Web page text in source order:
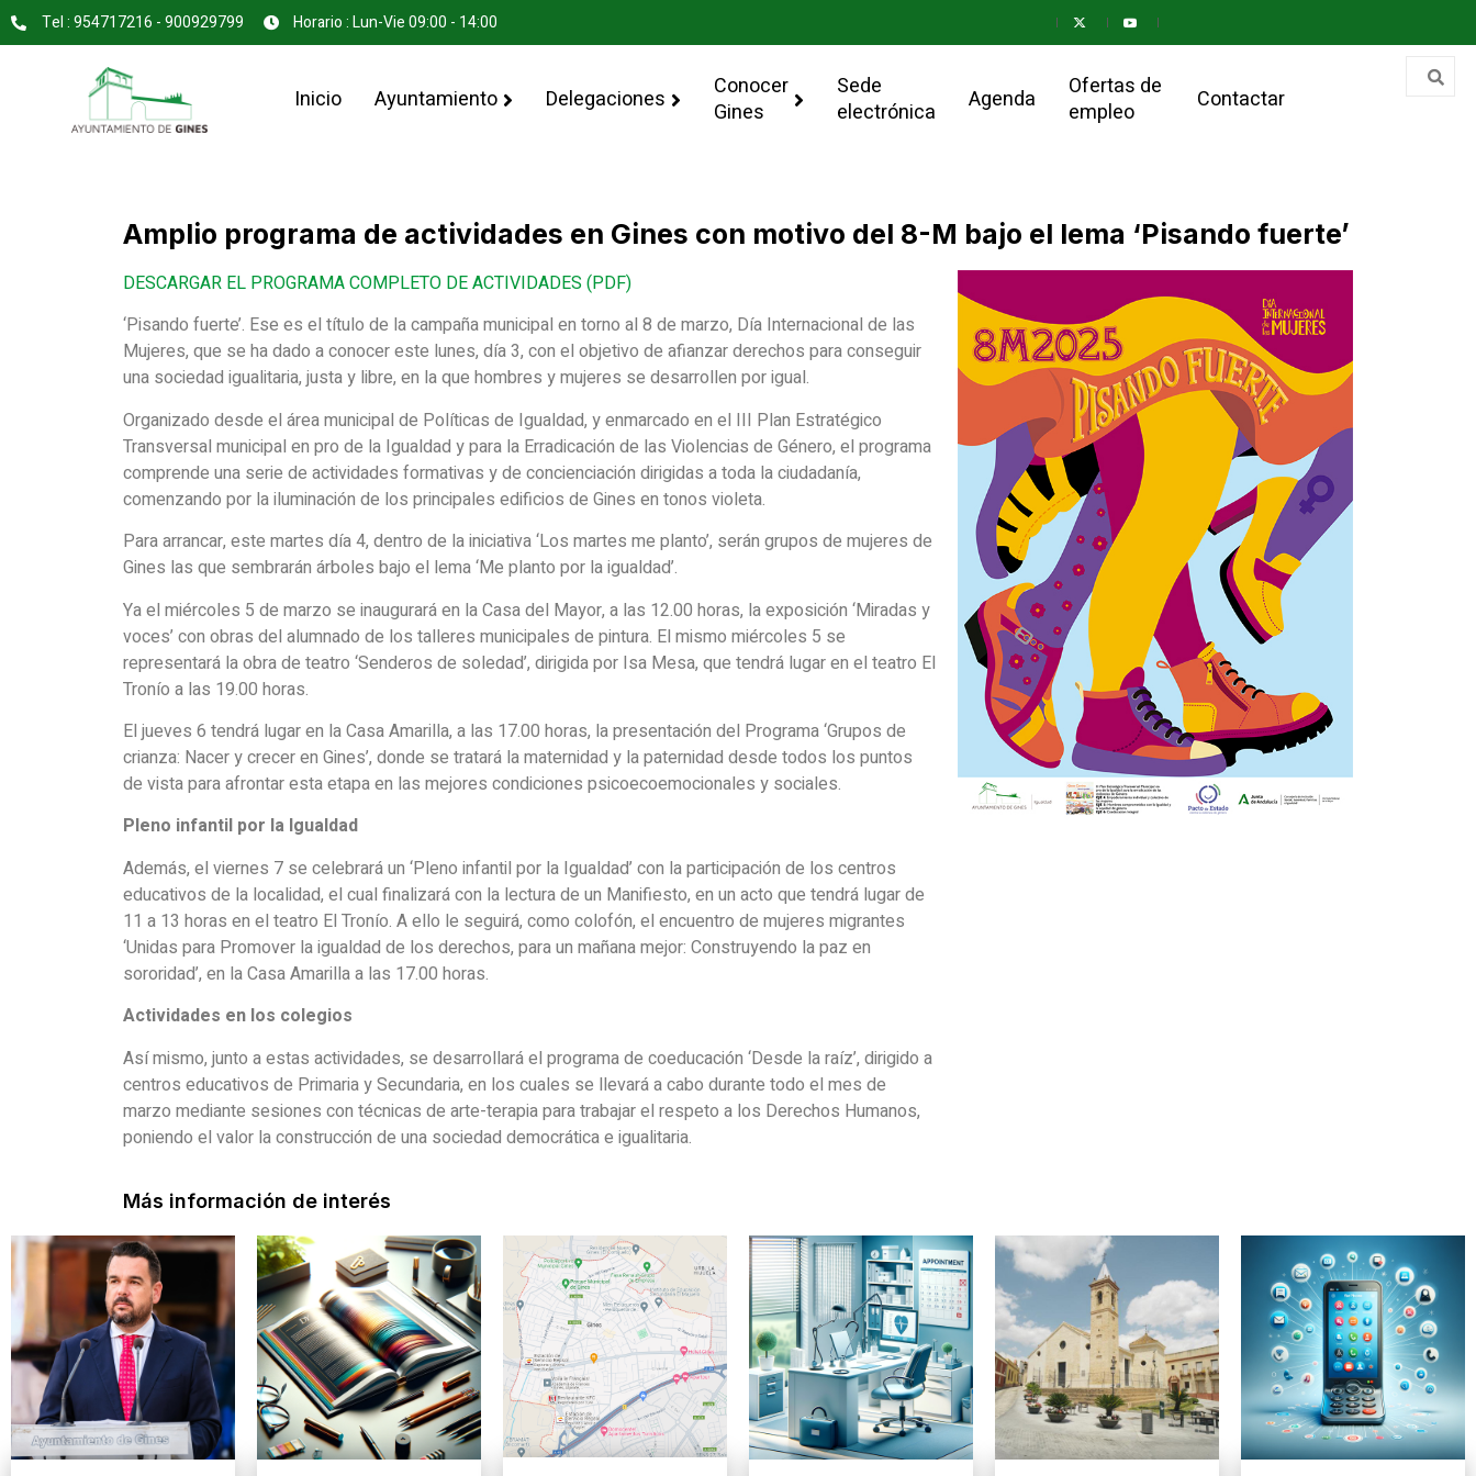
Tel : 954717216 - 900929799 Horario : Lun-Vie 09:00 - 14:00
Inicio Ayuntamiento Delegaciones
Conocer
Gines
Sede
electrónica
Agenda
Ofertas de
empleo
Contactar
Amplio programa de actividades en Gines con motivo del 8-M bajo el lema ‘Pisando fuerte’
DESCARGAR EL PROGRAMA COMPLETO DE ACTIVIDADES (PDF)
‘Pisando fuerte’. Ese es el título de la campaña municipal en torno al 8 de marzo, Día Internacional de las
Mujeres, que se ha dado a conocer este lunes, día 3, con el objetivo de afianzar derechos para conseguir
una sociedad igualitaria, justa y libre, en la que hombres y mujeres se desarrollen por igual.
Organizado desde el área municipal de Políticas de Igualdad, y enmarcado en el III Plan Estratégico
Transversal municipal en pro de la Igualdad y para la Erradicación de las Violencias de Género, el programa
comprende una serie de actividades formativas y de concienciación dirigidas a toda la ciudadanía,
comenzando por la iluminación de los principales edificios de Gines en tonos violeta.
Para arrancar, este martes día 4, dentro de la iniciativa ‘Los martes me planto’, serán grupos de mujeres de
Gines las que sembrarán árboles bajo el lema ‘Me planto por la igualdad’.
Ya el miércoles 5 de marzo se inaugurará en la Casa del Mayor, a las 12.00 horas, la exposición ‘Miradas y
voces’ con obras del alumnado de los talleres municipales de pintura. El mismo miércoles 5 se
representará la obra de teatro ‘Senderos de soledad’, dirigida por Isa Mesa, que tendrá lugar en el teatro El
Tronío a las 19.00 horas.
El jueves 6 tendrá lugar en la Casa Amarilla, a las 17.00 horas, la presentación del Programa ‘Grupos de
crianza: Nacer y crecer en Gines’, donde se tratará la maternidad y la paternidad desde todos los puntos
de vista para afrontar esta etapa en las mejores condiciones psicoecoemocionales y sociales.
Pleno infantil por la Igualdad
Además, el viernes 7 se celebrará un ‘Pleno infantil por la Igualdad’ con la participación de los centros
educativos de la localidad, el cual finalizará con la lectura de un Manifiesto, en un acto que tendrá lugar de
11 a 13 horas en el teatro El Tronío. A ello le seguirá, como colofón, el encuentro de mujeres migrantes
‘Unidas para Promover la igualdad de los derechos, para un mañana mejor: Construyendo la paz en
sororidad’, en la Casa Amarilla a las 17.00 horas.
Actividades en los colegios
Así mismo, junto a estas actividades, se desarrollará el programa de coeducación ‘Desde la raíz’, dirigido a
centros educativos de Primaria y Secundaria, en los cuales se llevará a cabo durante todo el mes de
marzo mediante sesiones con técnicas de arte-terapia para trabajar el respeto a los Derechos Humanos,
poniendo el valor la construcción de una sociedad democrática e igualitaria.
Más información de interés